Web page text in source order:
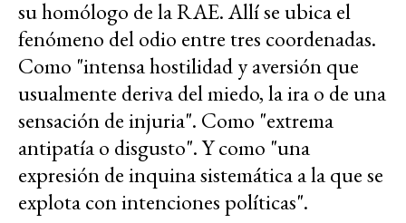
su homólogo de la RAE. Allí se ubica el
fenómeno del odio entre tres coordenadas.
Como "intensa hostilidad y aversión que
usualmente deriva del miedo, la ira o de una
sensación de injuria". Como "extrema
antipatía o disgusto". Y como "una
expresión de inquina sistemática a la que se
explota con intenciones políticas".